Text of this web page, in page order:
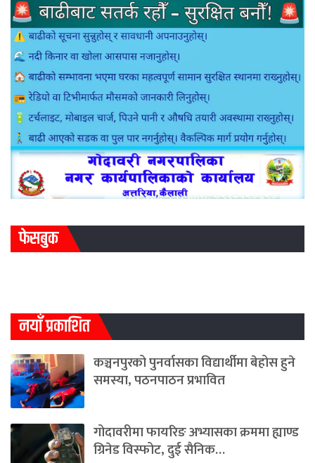
फेसबुक
नयाँ प्रकाशित
कञ्चनपुरको पुनर्वासका विद्यार्थीमा बेहोस हुने
समस्या, पठनपाठन प्रभावित
गोदावरीमा फायरिङ अभ्यासका क्रममा ह्याण्ड
ग्रिनेड विस्फोट, दुई सैनिक…